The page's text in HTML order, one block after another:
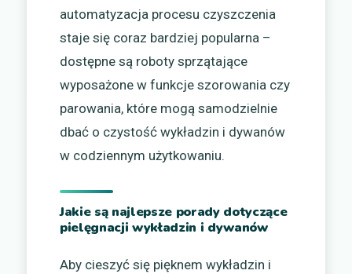
automatyzacja procesu czyszczenia
staje się coraz bardziej popularna –
dostępne są roboty sprzątające
wyposażone w funkcje szorowania czy
parowania, które mogą samodzielnie
dbać o czystość wykładzin i dywanów
w codziennym użytkowaniu.
Jakie są najlepsze porady dotyczące
pielęgnacji wykładzin i dywanów
Aby cieszyć się pięknem wykładzin i